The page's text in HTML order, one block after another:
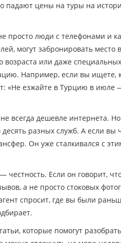
падают цены на туры на
просто люди с телефонами и
могут забронировать
возраста или даже
Например, если вы ищете,
«Не езжайте в Турцию в
всегда дешевле интернета.
разных служб. А если
Он уже сталкивался с
честность. Если он говорит,
а не просто стоковых
спросит, где вы были
которые помогут